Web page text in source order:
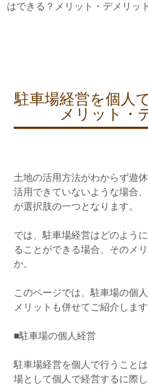
はできる？メリット・デメリッ
駐車場経営を個人
メリット・
土地の活用方法がわからず遊
活用できていないような場合
が選択肢の一つとなります。
では、駐車場経営はどのよう
ることができる場合、そのメ
か。
このページでは、駐車場の個
メリットも併せてご紹介します
■駐車場の個人経営
駐車場経営を個人で行うこと
場として個人で経営するに際